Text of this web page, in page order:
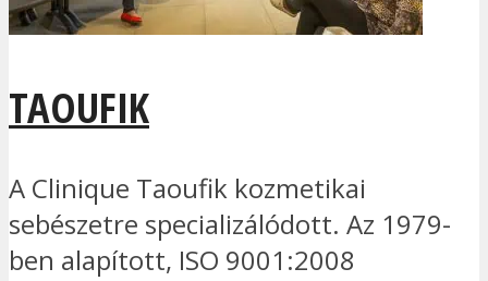
TAOUFIK
A Clinique Taoufik kozmetikai
sebészetre specializálódott. Az 1979-
ben alapított, ISO 9001:2008